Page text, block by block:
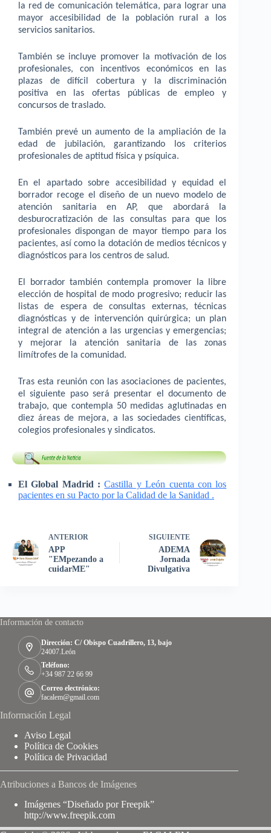
la red de comunicación telemática, para lograr una
mayor accesibilidad de la población rural a los
servicios sanitarios.
También se incluye promover la motivación de los
profesionales, con incentivos económicos en las
plazas de difícil cobertura y la discriminación
positiva en las ofertas públicas de empleo y
concursos de traslado.
También prevé un aumento de la ampliación de la
edad de jubilación, garantizando los criterios
profesionales de aptitud física y psíquica.
En el apartado sobre accesibilidad y equidad el
borrador recoge el diseño de un nuevo modelo de
atención sanitaria en AP, que abordará la
desburocratización de las consultas para que los
profesionales dispongan de mayor tiempo para los
pacientes, así como la dotación de medios técnicos y
diagnósticos para los centros de salud.
El borrador también contempla promover la libre
elección de hospital de modo progresivo; reducir las
listas de espera de consultas externas, técnicas
diagnósticas y de intervención quirúrgica; un plan
integral de atención a las urgencias y emergencias;
y mejorar la atención sanitaria de las zonas
limítrofes de la comunidad.
Tras esta reunión con las asociaciones de pacientes,
el siguiente paso será presentar el documento de
trabajo, que contempla 50 medidas aglutinadas en
diez áreas de mejora, a las sociedades científicas,
colegios profesionales y sindicatos.
El Global Madrid : Castilla y León cuenta con los
pacientes en su Pacto por la Calidad de la Sanidad .
ANTERIOR
APP
"EMpezando a
cuidarME"
SIGUIENTE
ADEMA
Jornada
Divulgativa
Información de contacto
Dirección: C/ Obispo Cuadrillero, 13, bajo
24007.León
Teléfono:
+34 987 22 66 99
Correo electrónico:
facalem@gmail.com
Información Legal
Aviso Legal
Política de Cookies
Política de Privacidad
Atribuciones a Bancos de Imágenes
Imágenes “Diseñado por Freepik”
http://www.freepik.com